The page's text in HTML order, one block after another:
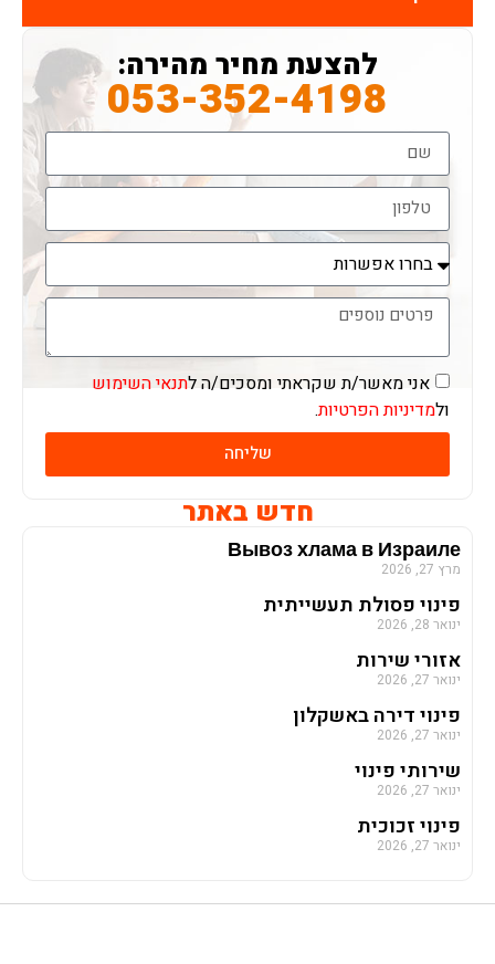
להצעת מחיר מהירה:
053-352-4198
אני מאשר/ת שקראתי ומסכים/ה לתנאי השימוש
ולמדיניות הפרטיות.
שליחה
חדש באתר
Вывоз хлама в Израиле
מרץ 27, 2026
פינוי פסולת תעשייתית
ינואר 28, 2026
אזורי שירות
ינואר 27, 2026
פינוי דירה באשקלון
ינואר 27, 2026
שירותי פינוי
ינואר 27, 2026
פינוי זכוכית
ינואר 27, 2026